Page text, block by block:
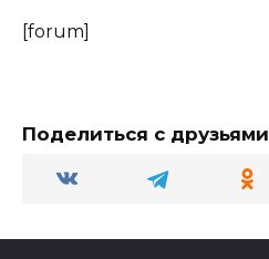
[forum]
Поделиться с друзьями